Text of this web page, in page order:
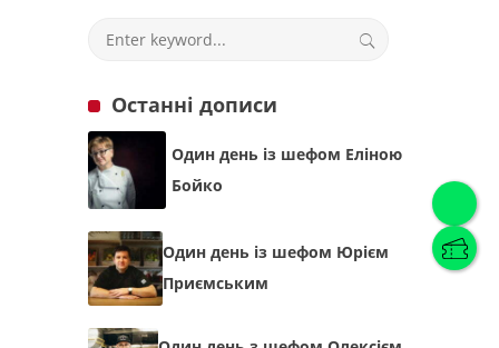
Українська(Українська
Останні дописи
Один день із шефом Еліною
Бойко
Один день із шефом Юрієм
Приємським